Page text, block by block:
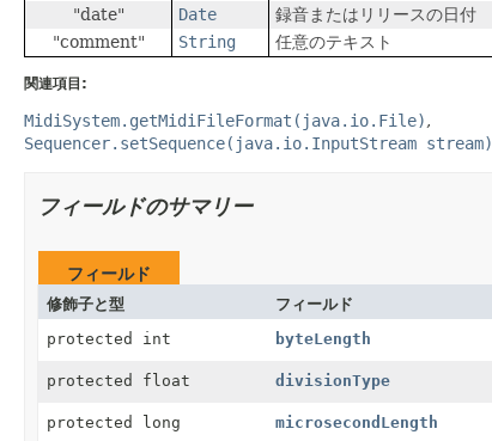
"date"
Date
録音またはリリースの日付
"comment"
String 任意のテキスト
関連項目:
MidiSystem.getMidiFileFormat(java.io.File)
Sequencer.setSequence(java.io.InputStream stream)
フィールドのサマリー
フィールド
修飾子と型 フィールド
protected int
byteLength
protected float divisionType
protected long microsecondLength